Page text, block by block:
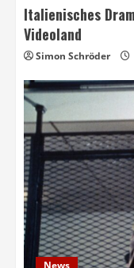
Italienisches
Videoland
Simon Schröder
News